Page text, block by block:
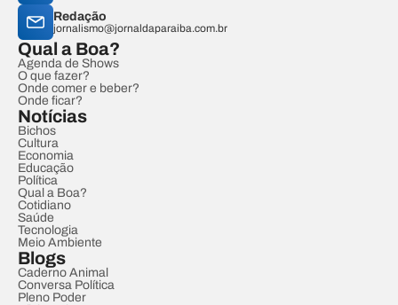
Redação
jornalismo@jornaldaparaiba.com.br
Qual a Boa?
Agenda de Shows
O que fazer?
Onde comer e beber?
Onde ficar?
Notícias
Bichos
Cultura
Economia
Educação
Política
Qual a Boa?
Cotidiano
Saúde
Tecnologia
Meio Ambiente
Blogs
Caderno Animal
Conversa Política
Pleno Poder